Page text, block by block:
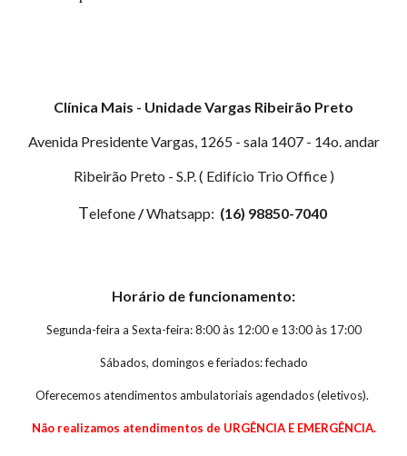
Clínica Mais - Unidade Vargas Ribeirão Preto
Avenida Presidente Vargas, 1265 - sala 1407 - 14o. andar
Ribeirão Preto - S.P. ( Edifício Trio Office )
Telefone/Whatsapp: (16) 98850-7040
Horário de funcionamento:
Segunda-feira a Sexta-feira: 8:00 às 12:00 e 13:00 às 17:00
Sábados, domingos e feriados: fechado
Oferecemos atendimentos ambulatoriais agendados (eletivos).
Não realizamos atendimentos de URGÊNCIA E EMERGÊNCIA.